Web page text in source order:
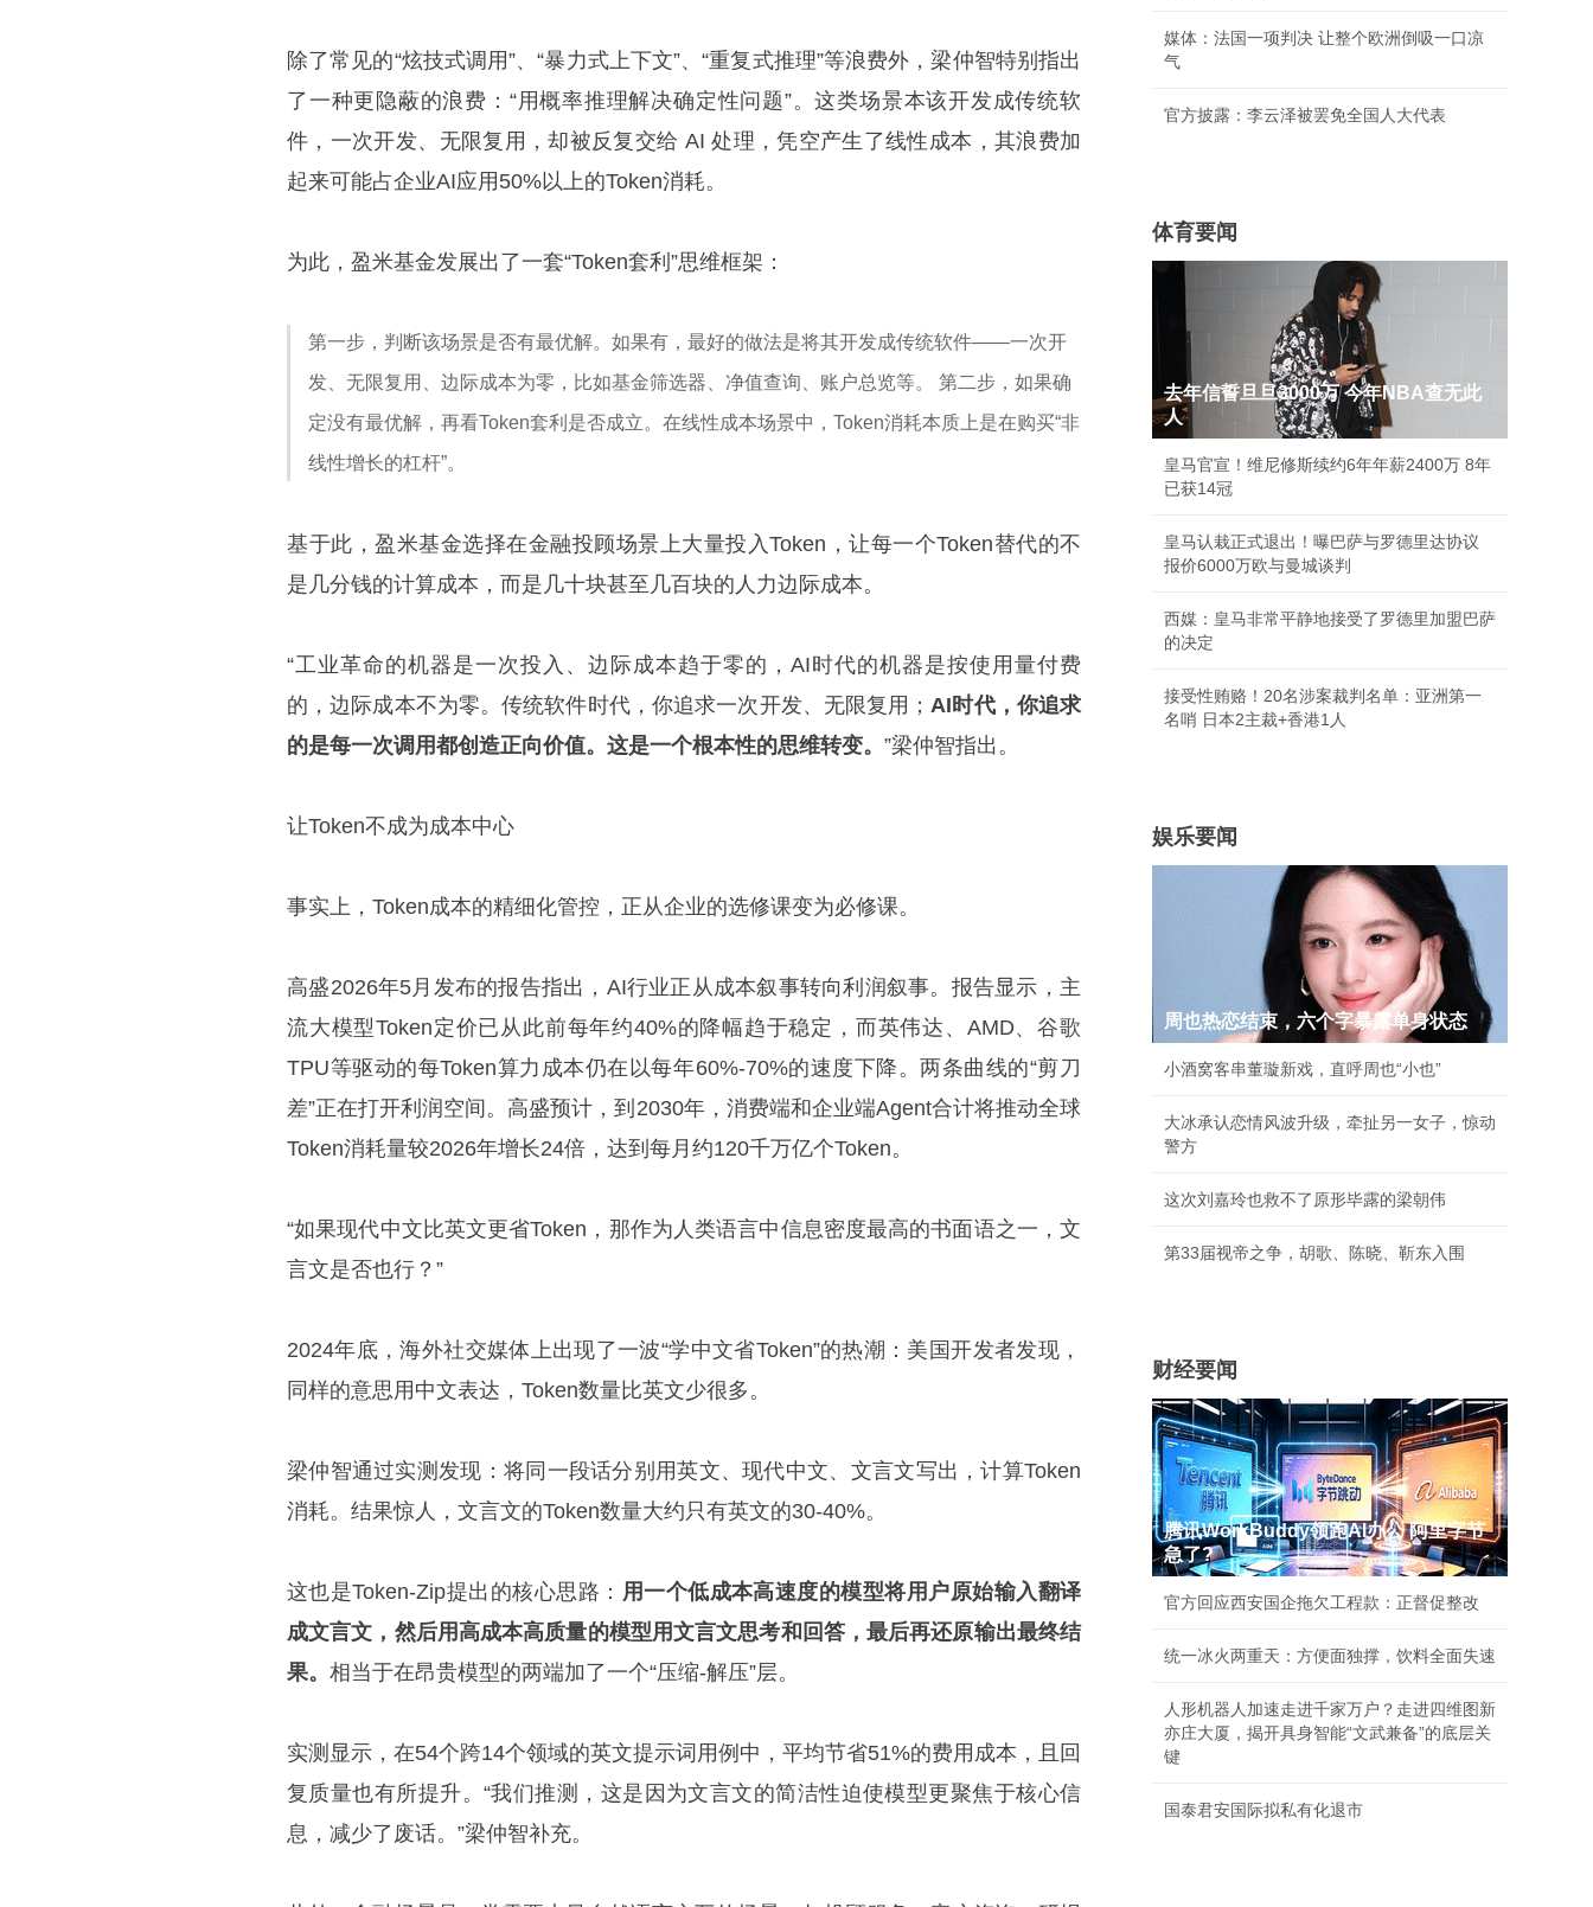
除了常见的“炫技式调用”、“暴力式上下文”、“重复式推理”等浪费外，梁仲智特别指出
了一种更隐蔽的浪费：“用概率推理解决确定性问题”。这类场景本该开发成传统软
件，一次开发、无限复用，却被反复交给 AI 处理，凭空产生了线性成本，其浪费加
起来可能占企业AI应用50%以上的Token消耗。
为此，盈米基金发展出了一套“Token套利”思维框架：
第一步，判断该场景是否有最优解。如果有，最好的做法是将其开发成传统软件——一次开
发、无限复用、边际成本为零，比如基金筛选器、净值查询、账户总览等。 第二步，如果确
定没有最优解，再看Token套利是否成立。在线性成本场景中，Token消耗本质上是在购买“非
线性增长的杠杆”。
基于此，盈米基金选择在金融投顾场景上大量投入Token，让每一个Token替代的不
是几分钱的计算成本，而是几十块甚至几百块的人力边际成本。
“工业革命的机器是一次投入、边际成本趋于零的，AI时代的机器是按使用量付费
的，边际成本不为零。传统软件时代，你追求一次开发、无限复用；AI时代，你追求
的是每一次调用都创造正向价值。这是一个根本性的思维转变。 ”梁仲智指出。
让Token不成为成本中心
事实上，Token成本的精细化管控，正从企业的选修课变为必修课。
高盛2026年5月发布的报告指出，AI行业正从成本叙事转向利润叙事。报告显示，主
流大模型Token定价已从此前每年约40%的降幅趋于稳定，而英伟达、AMD、谷歌
TPU等驱动的每Token算力成本仍在以每年60%-70%的速度下降。两条曲线的“剪刀
差”正在打开利润空间。高盛预计，到2030年，消费端和企业端Agent合计将推动全球
Token消耗量较2026年增长24倍，达到每月约120千万亿个Token。
“如果现代中文比英文更省Token，那作为人类语言中信息密度最高的书面语之一，文
言文是否也行？”
2024年底，海外社交媒体上出现了一波“学中文省Token”的热潮：美国开发者发现，
同样的意思用中文表达，Token数量比英文少很多。
梁仲智通过实测发现：将同一段话分别用英文、现代中文、文言文写出，计算Token
消耗。结果惊人，文言文的Token数量大约只有英文的30-40%。
这也是Token-Zip提出的核心思路： 用一个低成本高速度的模型将用户原始输入翻译
成文言文，然后用高成本高质量的模型用文言文思考和回答，最后再还原输出最终结
果。 相当于在昂贵模型的两端加了一个“压缩-解压”层。
实测显示，在54个跨14个领域的英文提示词用例中，平均节省51%的费用成本，且回
复质量也有所提升。“我们推测，这是因为文言文的简洁性迫使模型更聚焦于核心信
息，减少了废话。”梁仲智补充。
媒体：法国一项判决 让整个欧洲倒吸一口凉
气
官方披露：李云泽被罢免全国人大代表
体育要闻
去年信誓旦旦3000万 今年NBA查无此
人
皇马官宣！维尼修斯续约6年年薪2400万 8年
已获14冠
皇马认栽正式退出！曝巴萨与罗德里达协议
报价6000万欧与曼城谈判
西媒：皇马非常平静地接受了罗德里加盟巴萨
的决定
接受性贿赂！20名涉案裁判名单：亚洲第一
名哨 日本2主裁+香港1人
娱乐要闻
周也热恋结束，六个字暴露单身状态
小酒窝客串董璇新戏，直呼周也“小也”
大冰承认恋情风波升级，牵扯另一女子，惊动
警方
这次刘嘉玲也救不了原形毕露的梁朝伟
第33届视帝之争，胡歌、陈晓、靳东入围
财经要闻
腾讯WorkBuddy领跑AI办公 阿里字节
急了?
官方回应西安国企拖欠工程款：正督促整改
统一冰火两重天：方便面独撑，饮料全面失速
人形机器人加速走进千家万户？走进四维图新
亦庄大厦，揭开具身智能“文武兼备”的底层关
键
国泰君安国际拟私有化退市